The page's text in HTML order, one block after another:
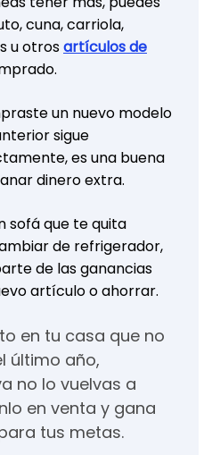
cuna, carriola,
u otrosartículos de
un nuevo modelo
sigue
es una buena
dinero extra.
sofá que te quita
de refrigerador,
de las ganancias
artículo o ahorrar.
en tu casa que no
último año,
no lo vuelvas a
en venta y gana
tus metas.